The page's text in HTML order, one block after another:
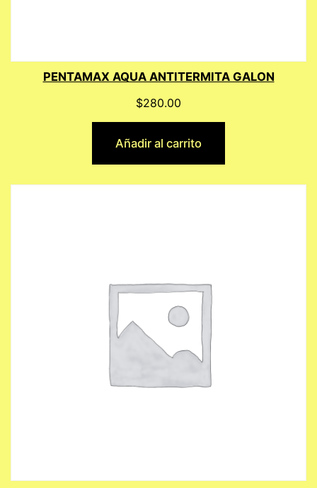
PENTAMAX AQUA ANTITERMITA GALON
$280.00
Añadir al carrito